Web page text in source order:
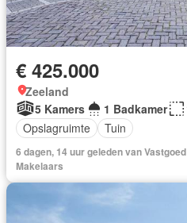
€ 425.000
Zeeland
5 Kamers
1 Badkamer
Opslagruimte
Tuin
6 dagen, 14 uur geleden van
Makelaars